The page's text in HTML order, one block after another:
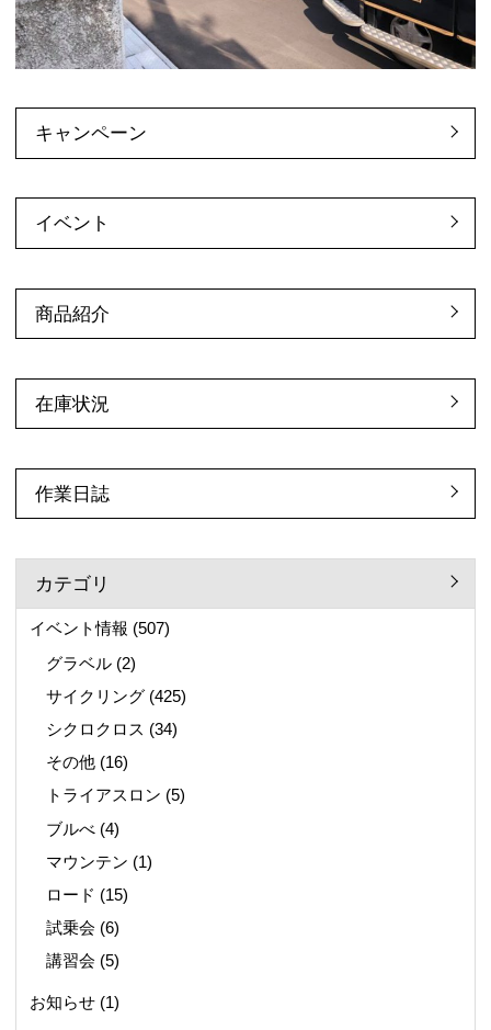
キャンペーン
イベント
商品紹介
在庫状況
作業日誌
カテゴリ
イベント情報 (507)
グラベル (2)
サイクリング (425)
シクロクロス (34)
その他 (16)
トライアスロン (5)
ブルべ (4)
マウンテン (1)
ロード (15)
試乗会 (6)
講習会 (5)
お知らせ(1)